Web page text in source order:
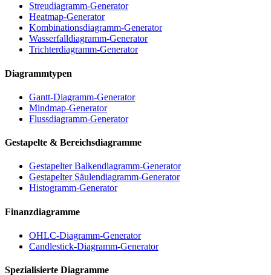
Streudiagramm-Generator
Heatmap-Generator
Kombinationsdiagramm-Generator
Wasserfalldiagramm-Generator
Trichterdiagramm-Generator
Diagrammtypen
Gantt-Diagramm-Generator
Mindmap-Generator
Flussdiagramm-Generator
Gestapelte & Bereichsdiagramme
Gestapelter Balkendiagramm-Generator
Gestapelter Säulendiagramm-Generator
Histogramm-Generator
Finanzdiagramme
OHLC-Diagramm-Generator
Candlestick-Diagramm-Generator
Spezialisierte Diagramme